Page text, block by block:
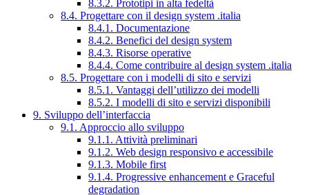
8.3.2. Prototipi in alta fedeltà
8.4. Progettare con il design system .italia
8.4.1. Documentazione
8.4.2. Benefici del design system
8.4.3. Risorse operative
8.4.4. Come contribuire al design system .italia
8.5. Progettare con i modelli di sito e servizi
8.5.1. Vantaggi dell’utilizzo dei modelli
8.5.2. I modelli di sito e servizi disponibili
9. Sviluppo dell’interfaccia
9.1. Approccio allo sviluppo
9.1.1. Attività preliminari
9.1.2. Web design responsivo e accessibile
9.1.3. Mobile first
9.1.4. Progressive enhancement e Graceful
degradation